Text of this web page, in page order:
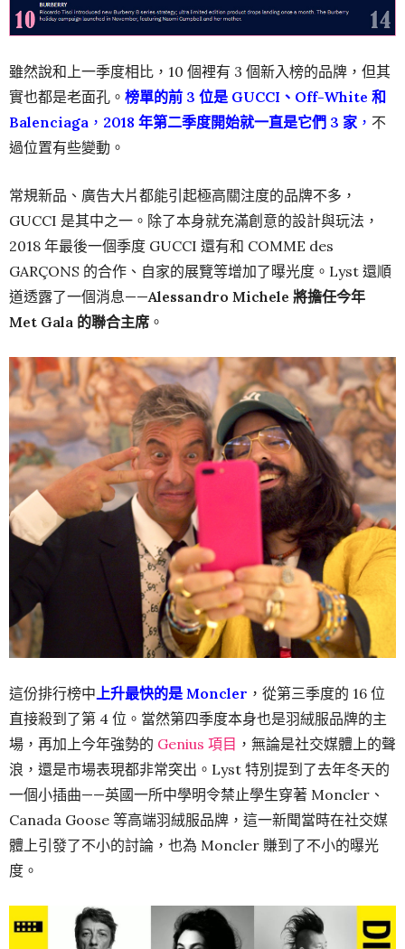
雖然說和上一季度相比，10 個裡有 3 個新入榜的品牌，但其
實也都是老面孔。 榜單的前 3 位是 GUCCI、Off-White 和
Balenciaga ， 2018 年第二季度開始就一直是它們 3 家 ， 不
過位置有些變動。
常規新品、廣告大片都能引起極高關注度的品牌不多，
GUCCI 是其中之一。除了本身就充滿創意的設計與玩法，
2018 年最後一個季度 GUCCI 還有和 COMME des
GARÇONS 的合作、自家的展覽等增加了曝光度。Lyst 還順
道透露了一個消息——Alessandro Michele 將擔任今年
Met Gala 的聯合主席 。
這份排行榜中上升最快的是 Moncler ，從第三季度的 16 位
直接殺到了第 4 位。當然第四季度本身也是羽絨服品牌的主
場，再加上今年強勢的 Genius 項目 ，無論是社交媒體上的聲
浪，還是市場表現都非常突出。Lyst 特別提到了去年冬天的
一個小插曲——英國一所中學明令禁止學生穿著 Moncler、
Canada Goose 等高端羽絨服品牌，這一新聞當時在社交媒
體上引發了不小的討論，也為 Moncler 賺到了不小的曝光
度。